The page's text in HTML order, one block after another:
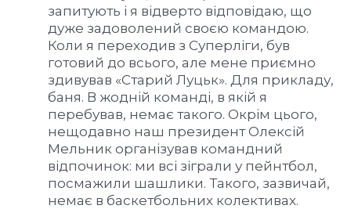
запитують і я відверто відповідаю, що
дуже задоволений своєю командою.
Коли я переходив з Суперліги, був
готовий до всього, але мене приємно
здивував «Старий Луцьк». Для прикладу,
баня. В жодній команді, в якій я
перебував, немає такого. Окрім цього,
нещодавно наш президент Олексій
Мельник організував командний
відпочинок: ми всі зіграли у пейнтбол,
посмажили шашлики. Такого, зазвичай,
немає в баскетбольних колективах.